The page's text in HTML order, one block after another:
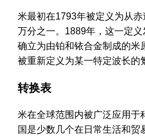
米最初在1793年被定义为从
万分之一。1889年，这一定
确立为由铂和铱合金制成的米
被重新定义为某一特定波长的
转换表
米在全球范围内被广泛应用于
国是少数几个在日常生活和贸